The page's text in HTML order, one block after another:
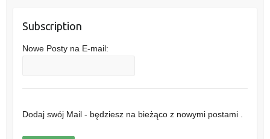
Subscription
Nowe Posty na E-mail:
Dodaj swój Mail - będziesz na bieżąco z nowymi postami .